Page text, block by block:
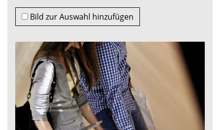
Bild zur Auswahl hinzufügen